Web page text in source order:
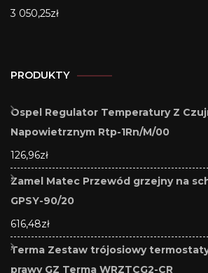
3 050,25zł
PRODUKTY
Ospel Regulator Temperatury Z
Napowietrznym Rtp-1Rn/M/00
126,96zł
Zamel Matec Przewód grzejny na
GPSY-90/20
616,48zł
Terma Zestaw trójosiowy
prawy GZ Terma WRZTCG2-CR